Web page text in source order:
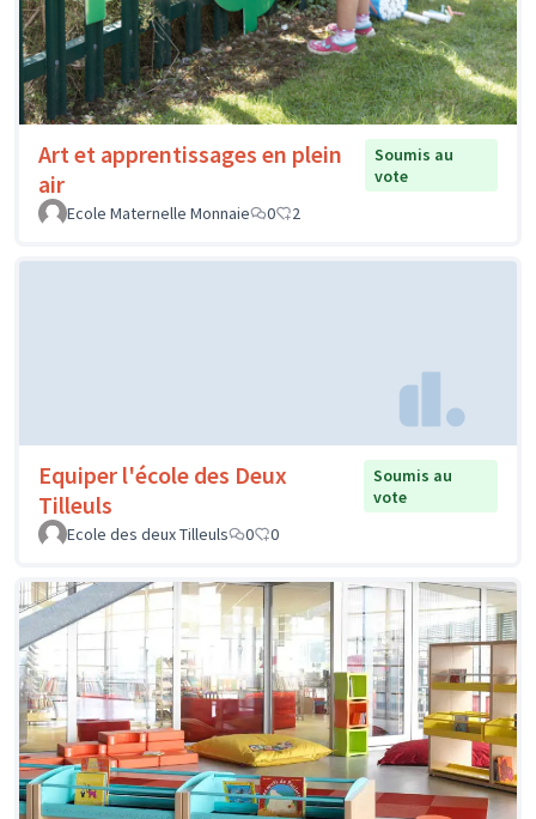
Art et apprentissages en plein
air
Soumis au
vote
Ecole Maternelle Monnaie
0 2
Equiper l'école des Deux
Tilleuls
Soumis au
vote
Ecole des deux Tilleuls
0 0